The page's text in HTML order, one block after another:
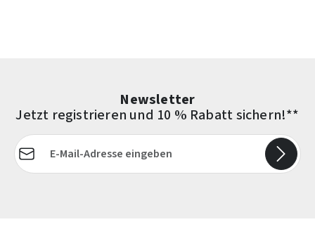
Newsletter
Jetzt registrieren und 10 % Rabatt sichern!**
E-Mail-Adresse*